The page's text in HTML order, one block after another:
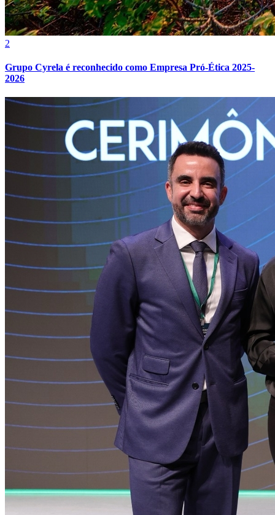
2
Grupo Cyrela é reconhecido como Empresa Pró-Ética 2025-
2026